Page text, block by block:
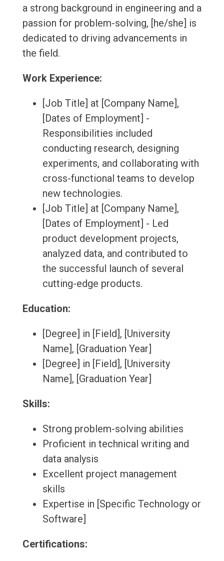
a strong background in engineering and a
passion for problem-solving, [he/she] is
dedicated to driving advancements in
the field.
Work Experience:
[Job Title] at [Company Name],
[Dates of Employment] -
Responsibilities included
conducting research, designing
experiments, and collaborating with
cross-functional teams to develop
new technologies.
[Job Title] at [Company Name],
[Dates of Employment] - Led
product development projects,
analyzed data, and contributed to
the successful launch of several
cutting-edge products.
Education:
[Degree] in [Field], [University
Name], [Graduation Year]
[Degree] in [Field], [University
Name], [Graduation Year]
Skills:
Strong problem-solving abilities
Proficient in technical writing and
data analysis
Excellent project management
skills
Expertise in [Specific Technology or
Software]
Certifications: